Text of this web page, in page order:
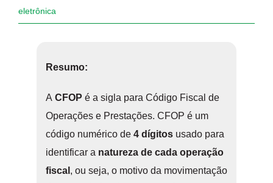
eletrônica
Resumo:
A CFOP é a sigla para Código Fiscal de
Operações e Prestações. CFOP é um
código numérico de 4 dígitos usado para
identificar a natureza de cada operação
fiscal , ou seja, o motivo da movimentação